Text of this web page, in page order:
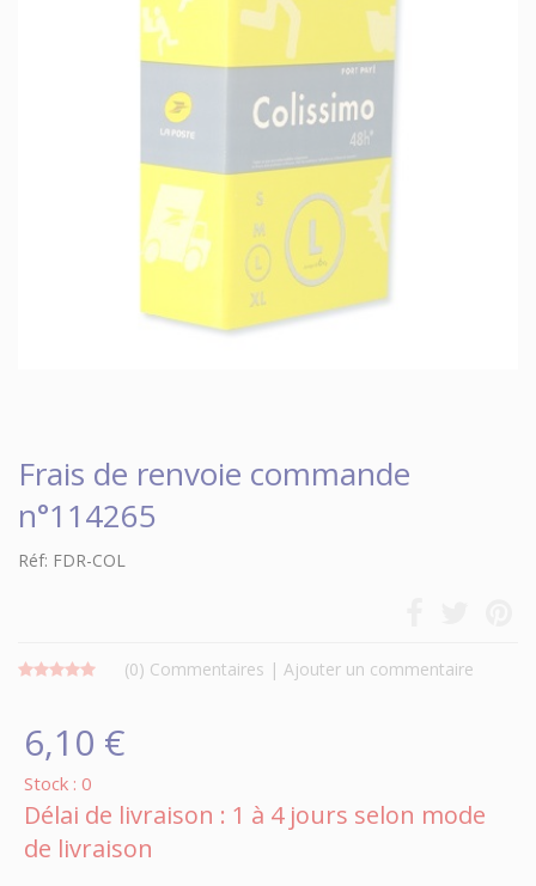
Frais de renvoie commande
n°114265
Réf: FDR-COL
(0) Commentaires | Ajouter un commentaire
6,10 €
Stock : 0
Délai de livraison : 1 à 4 jours selon mode
de livraison